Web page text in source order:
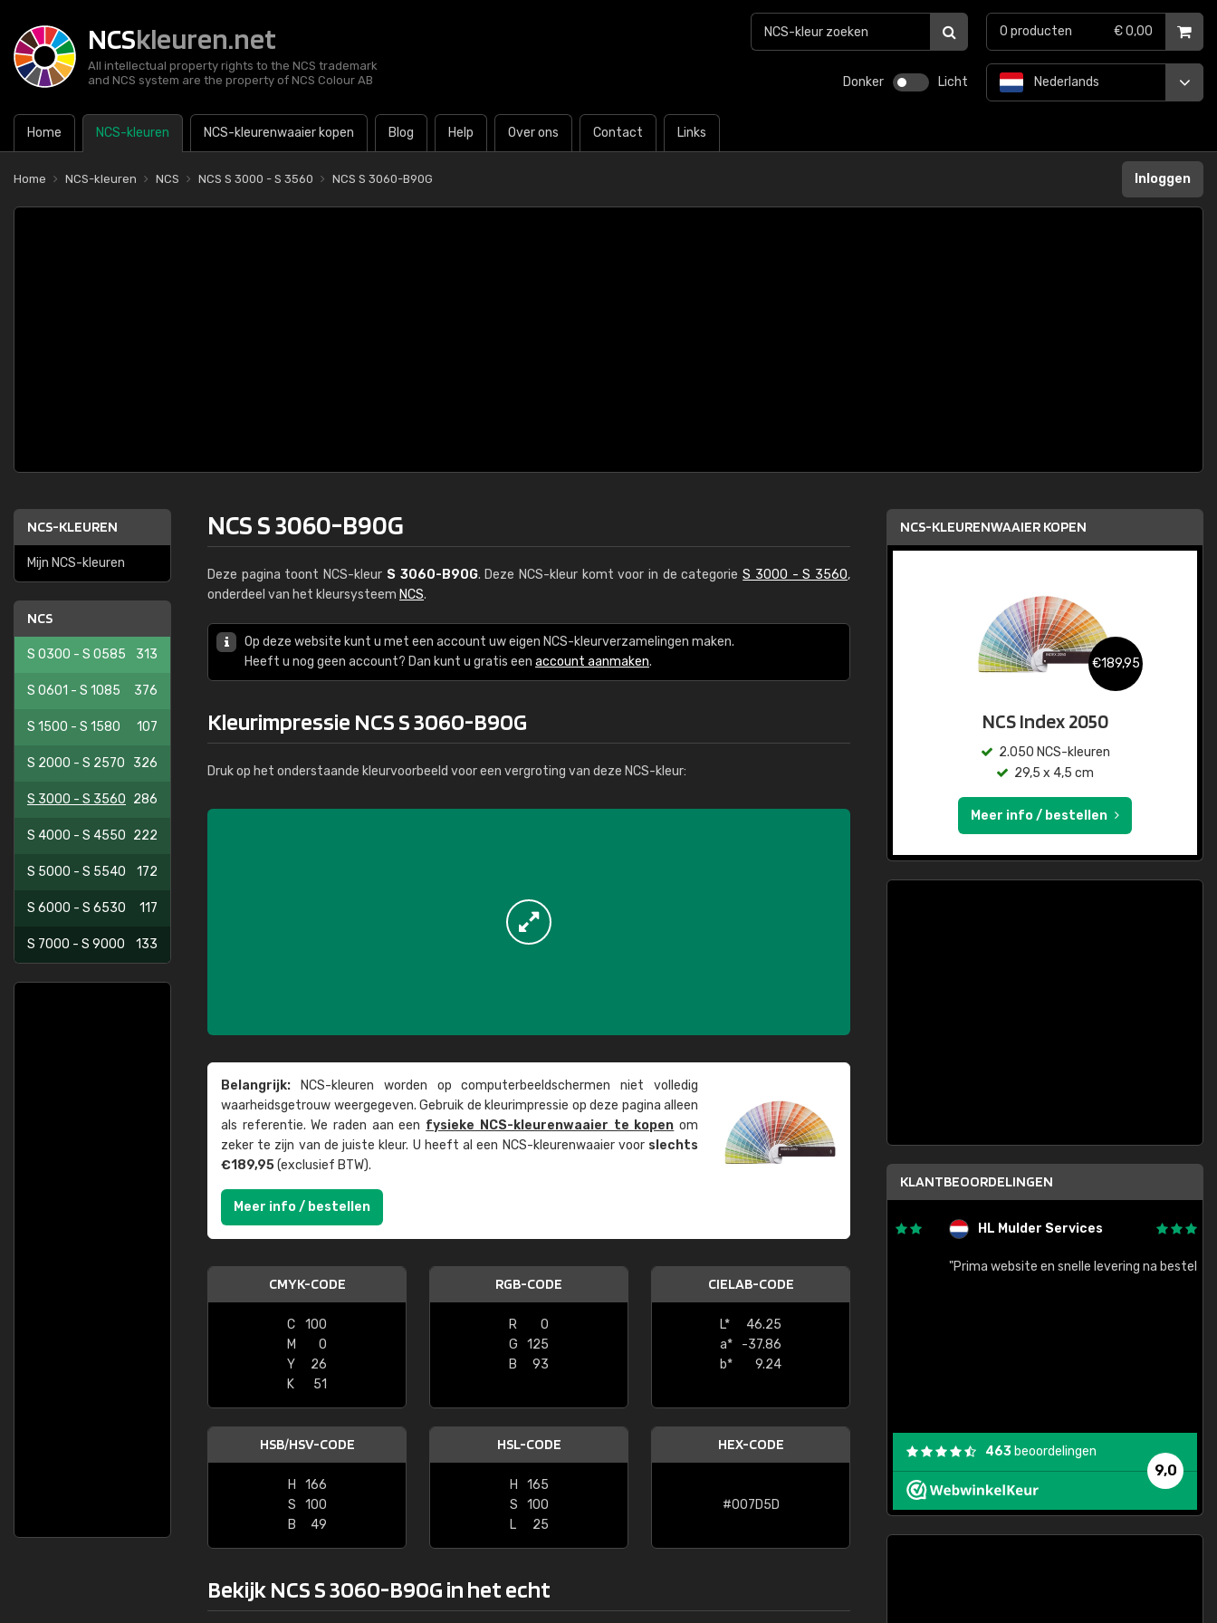
NCSkleuren.net
All intellectual property rights to the NCS trademark
and NCS system are the property of NCS Colour AB
Donker Licht
Home NCS-kleuren NCS-kleurenwaaier kopen Blog Help Over ons Contact Links
Nederlands
0 producten € 0,00
Home NCS-kleuren NCS NCS S 3000 - S 3560 NCS S 3060-B90G Inloggen
NCS-KLEUREN
Mijn NCS-kleuren
NCS
S 0300 - S 0585 313
S 0601 - S 1085 376
S 1500 - S 1580 107
S 2000 - S 2570 326
S 3000 - S 3560 286
S 4000 - S 4550 222
S 5000 - S 5540 172
S 6000 - S 6530 117
S 7000 - S 9000 133
NCS S 3060-B90G
Deze pagina toont NCS-kleur S 3060-B90G. Deze NCS-kleur komt voor in de categorieS 3000 - S 3560,
onderdeel van het kleursysteem NCS.
Op deze website kunt u met een account uw eigen NCS-kleurverzamelingen maken.
Heeft u nog geen account? Dan kunt u gratis een account aanmaken.
Kleurimpressie NCS S 3060-B90G
Druk op het onderstaande kleurvoorbeeld voor een vergroting van deze NCS-kleur:
Belangrijk: NCS-kleuren worden op computer­beeld­schermen niet volledig
waarheids­­getrouw weer­gegeven. Gebruik de kleur­impressie op deze pagina alleen
als referentie. We raden aan een fysieke NCS-kleuren­waaier te kopen om
zeker te zijn van de juiste kleur. U heeft al een NCS-kleuren­waaier voor slechts
€189,95(exclusief BTW).
Meer info / bestellen
CMYK-CODE
C
100
M
0
Y
26
K
51
RGB-CODE
R
0
G
125
B
93
CIELAB-CODE
L*
46.25
a*
-37.86
b*
9.24
HSB/HSV-CODE
H
166
S
100
B
49
HSL-CODE
H
165
S
100
L
25
HEX-CODE
#007D5D
Bekijk NCS S 3060-B90G in het echt
NCS-KLEURENWAAIER KOPEN
€189,95
NCS Index 2050
2.050 NCS-kleuren
29,5 x 4,5 cm
Meer info / bestellen
KLANTBEOORDELINGEN
"Super snelle service en zeer betaalbaar!"
HL Mulder Services
"Prima website en snelle levering na bestelling"
9,0
463 beoordelingen